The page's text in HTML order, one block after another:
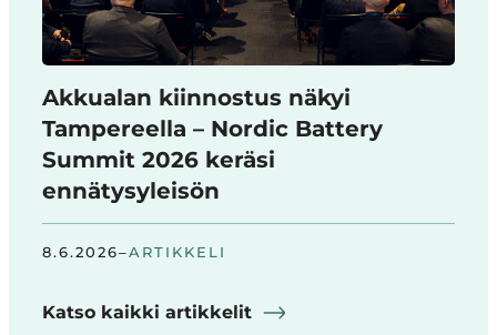
Akkualan kiinnostus näkyi
Tampereella – Nordic Battery
Summit 2026 keräsi
ennätysyleisön
8.6.2026–ARTIKKELI
Katso kaikki artikkelit